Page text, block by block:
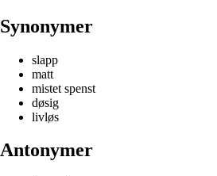
Synonymer
slapp
matt
mistet spenst
døsig
livløs
Antonymer